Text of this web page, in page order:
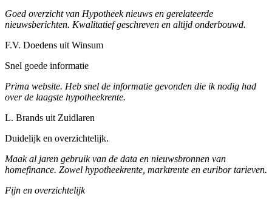
Goed overzicht van Hypotheek nieuws en gerelateerde
nieuwsberichten. Kwalitatief geschreven en altijd onderbouwd.
F.V. Doedens uit Winsum
Snel goede informatie
Prima website. Heb snel de informatie gevonden die ik nodig had
over de laagste hypotheekrente.
L. Brands uit Zuidlaren
Duidelijk en overzichtelijk.
Maak al jaren gebruik van de data en nieuwsbronnen van
homefinance. Zowel hypotheekrente, marktrente en euribor tarieven.
Fijn en overzichtelijk